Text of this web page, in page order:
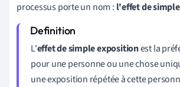
processus porte un nom : l'effet de
L'effet de simple expositionest la
pour une personne ou une chose
une exposition répétée à cette